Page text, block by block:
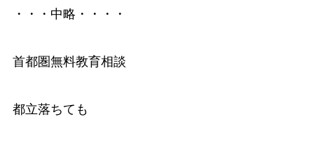
・・・中略・・・・
首都圏無料教育相談
都立落ちても